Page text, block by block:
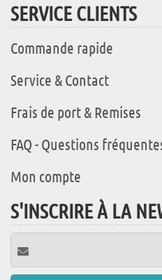
SERVICE CLIENTS
Commande rapide
Service & Contact
Frais de port & Remises
FAQ - Questions
Mon compte
S'INSCRIRE À LA